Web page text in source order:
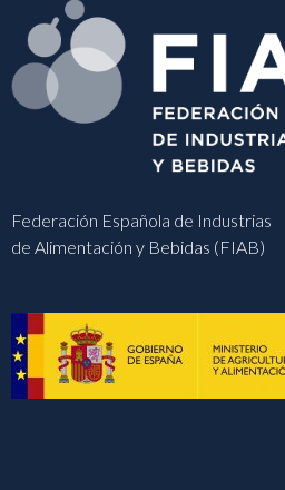
Federación Española de Industrias
de Alimentación y Bebidas (FIAB)